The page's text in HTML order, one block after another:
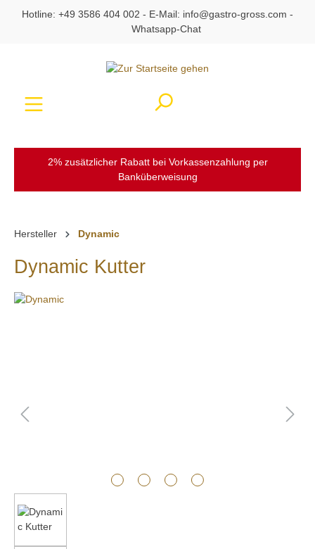
springen
Hotline: +49 3586 404 002 - E-Mail: info@gastro-gross.com -
Whatsapp-Chat
2% zusätzlicher Rabatt bei Vorkassenzahlung per
Banküberweisung
Hersteller Dynamic
Dynamic Kutter